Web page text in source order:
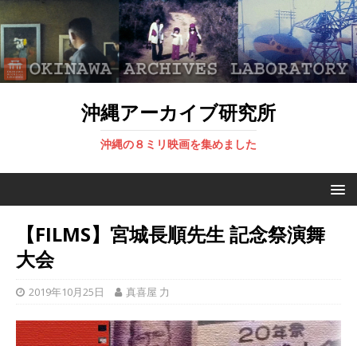
沖縄アーカイブ研究所
沖縄の８ミリ映画を集めました
【FILMS】宮城長順先生 記念祭演舞
大会
2019年10月25日 真喜屋 力